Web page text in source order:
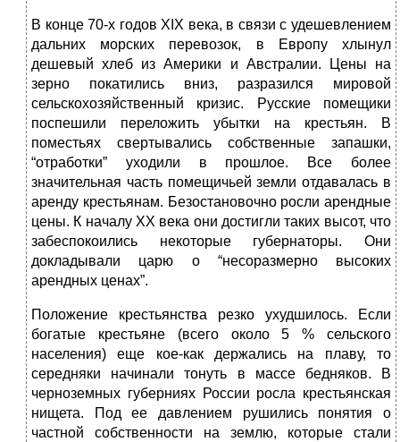
В конце 70-х годов ХIХ века, в связи с удешевлением
дальних морских перевозок, в Европу хлынул
дешевый хлеб из Америки и Австралии. Цены на
зерно покатились вниз, разразился мировой
сельскохозяйственный кризис. Русские помещики
поспешили переложить убытки на крестьян. В
поместьях свертывались собственные запашки,
“отработки” уходили в прошлое. Все более
значительная часть помещичьей земли отдавалась в
аренду крестьянам. Безостановочно росли арендные
цены. К началу ХХ века они достигли таких высот, что
забеспокоились некоторые губернаторы. Они
докладывали царю о “несоразмерно высоких
арендных ценах”.
Положение крестьянства резко ухудшилось. Если
богатые крестьяне (всего около 5 % сельского
населения) еще кое-как держались на плаву, то
середняки начинали тонуть в массе бедняков. В
черноземных губерниях России росла крестьянская
нищета. Под ее давлением рушились понятия о
частной собственности на землю, которые стали